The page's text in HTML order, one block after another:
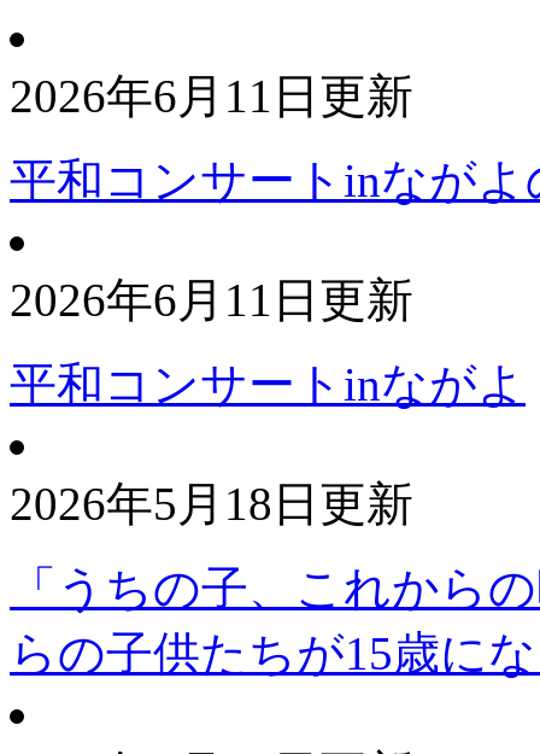
2026年6月11日更新
平和コンサートinながよ
2026年6月11日更新
平和コンサートinながよ
2026年5月18日更新
「うちの子、これから
らの子供たちが15歳に